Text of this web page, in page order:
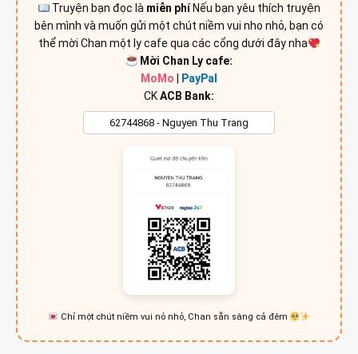
Truyện bạn đọc là miễn phíNếu bạn yêu thích truyện
bên mình và muốn gửi một chút niềm vui nho nhỏ, bạn có
thể mời Chan một ly cafe qua các cổng dưới đây nha
Mời Chan Ly cafe:
MoMo
PayPal
CKACB Bank:
Chỉ một chút niềm vui nỏ nhỏ, Chan sẵn sàng cả đêm